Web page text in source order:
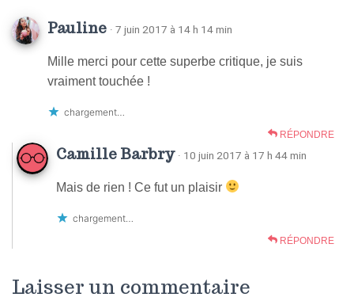
Pauline · 7 juin 2017 à 14 h 14 min
Mille merci pour cette superbe critique, je suis
vraiment touchée !
chargement…
RÉPONDRE
Camille Barbry · 10 juin 2017 à 17 h 44 min
Mais de rien ! Ce fut un plaisir
chargement…
RÉPONDRE
Laisser un commentaire